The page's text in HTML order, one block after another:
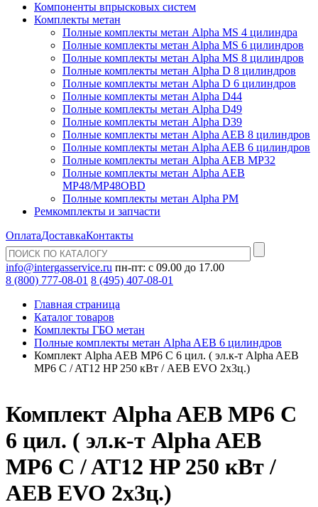
Компоненты впрысковых систем
Комплекты метан
Полные комплекты метан Alpha MS 4 цилиндра
Полные комплекты метан Alpha MS 6 цилиндров
Полные комплекты метан Alpha MS 8 цилиндров
Полные комплекты метан Alpha D 8 цилиндров
Полные комплекты метан Alpha D 6 цилиндров
Полные комплекты метан Alpha D44
Полные комплекты метан Alpha D49
Полные комплекты метан Alpha D39
Полные комплекты метан Alpha AEB 8 цилиндров
Полные комплекты метан Alpha AEB 6 цилиндров
Полные комплекты метан Alpha AEB MP32
Полные комплекты метан Alpha AEB
MP48/MP48OBD
Полные комплекты метан Alpha PM
Ремкомплекты и запчасти
ОплатаДоставкаКонтакты
info@intergasservice.ru пн-пт: с 09.00 до 17.00
8 (800) 777-08-01 8 (495) 407-08-01
Главная страница
Каталог товаров
Комплекты ГБО метан
Полные комплекты метан Alpha AEB 6 цилиндров
Комплект Alpha AEB MP6 C 6 цил. ( эл.к-т Alpha AEB
MP6 C / AT12 HP 250 кВт / AEB EVO 2х3ц.)
Комплект Alpha AEB MP6 C
6 цил. ( эл.к-т Alpha AEB
MP6 C / AT12 HP 250 кВт /
AEB EVO 2х3ц.)